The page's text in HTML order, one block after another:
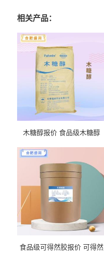
相关产品：
木糖醇报价 食品级木糖醇
食品级可得然胶报价 可得然